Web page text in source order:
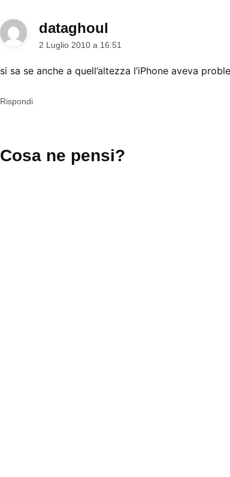
dataghoul
2 Luglio 2010 a 16:51
si sa se anche a quell’altezza l’iPhone aveva
Rispondi
un
Cosa ne pensi?